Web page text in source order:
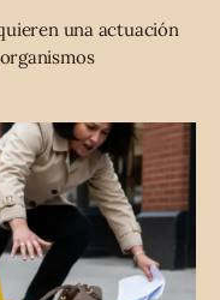
una actuación